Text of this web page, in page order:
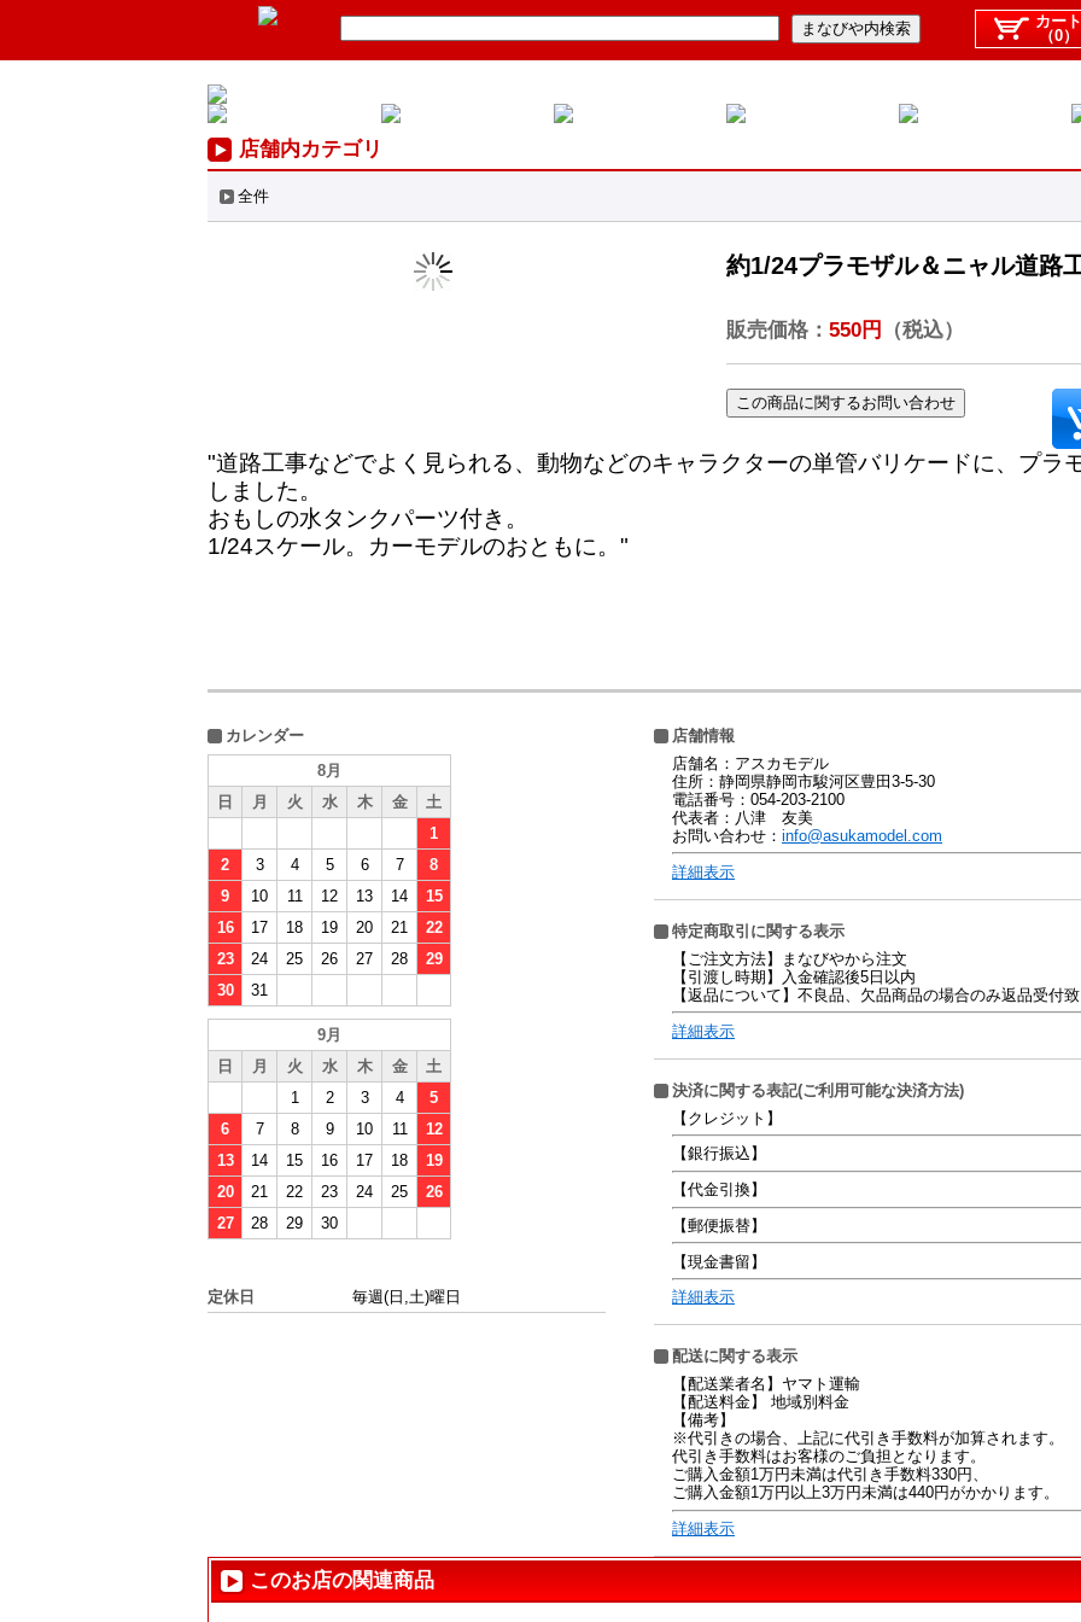
カート
（0）
店舗内カテゴリ
全件
約1/24プラモザル＆ニャル道路
販売価格： 550円 （税込）
"道路工事などでよく見られる、動物などのキャラクターの単管バリケードに、プラ
しました。
おもしの水タンクパーツ付き。
1/24スケール。カーモデルのおともに。"
カレンダー
8月
日
月 火 水 木 金
土
1
2
3 4 5 6 7
8
9
10 11 12 13 14
15
16
17 18 19 20 21
22
23
24 25 26 27 28
29
30
31
9月
日
月 火 水 木 金
土
1
2 3 4
5
6
7 8 9 10 11
12
13
14 15 16 17 18
19
20
21 22 23 24 25
26
27
28 29 30
定休日 毎週(日,土)曜日
店舗情報
店舗名：アスカモデル
住所：静岡県静岡市駿河区豊田3-5-30
電話番号：054-203-2100
代表者：八津 友美
お問い合わせ： info@asukamodel.com
詳細表示
特定商取引に関する表示
【ご注文方法】まなびやから注文
【引渡し時期】入金確認後5日以内
【返品について】不良品、欠品商品の場合のみ返品受付
詳細表示
決済に関する表記(ご利用可能な決済方法)
【クレジット】
【銀行振込】
【代金引換】
【郵便振替】
【現金書留】
詳細表示
配送に関する表示
【配送業者名】ヤマト運輸
【配送料金】 地域別料金
【備考】
※代引きの場合、上記に代引き手数料が加算されます。
代引き手数料はお客様のご負担となります。
ご購入金額1万円未満は代引き手数料330円、
ご購入金額1万円以上3万円未満は440円がかかります。
詳細表示
このお店の関連商品